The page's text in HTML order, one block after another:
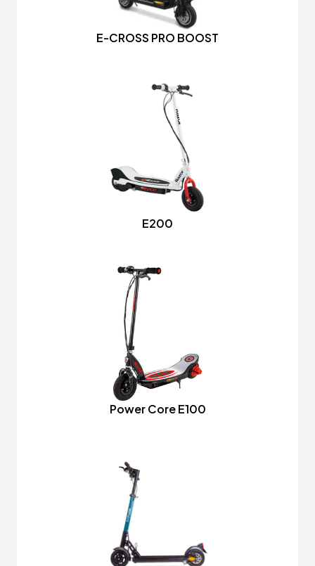
E-CROSS PRO BOOST
E200
Power Core E100